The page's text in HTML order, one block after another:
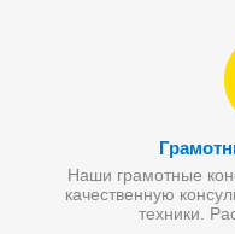
Наши грамотные
качественную
техники.